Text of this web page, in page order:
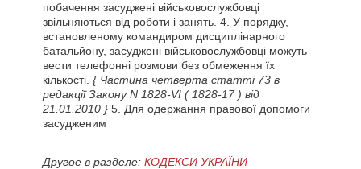
побачення засуджені військовослужбовці
звільняються від роботи і занять. 4. У порядку,
встановленому командиром дисциплінарного
батальйону, засуджені військовослужбовці можуть
вести телефонні розмови без обмеження їх
кількості. { Частина четверта статті 73 в
редакції Закону N 1828-VI ( 1828-17 ) від
21.01.2010 } 5. Для одержання правової допомоги
засудженим
Другое в разделе: КОДЕКСИ УКРАЇНИ